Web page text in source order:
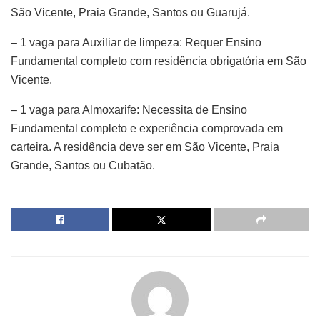
São Vicente, Praia Grande, Santos ou Guarujá.
– 1 vaga para Auxiliar de limpeza: Requer Ensino
Fundamental completo com residência obrigatória em São
Vicente.
– 1 vaga para Almoxarife: Necessita de Ensino
Fundamental completo e experiência comprovada em
carteira. A residência deve ser em São Vicente, Praia
Grande, Santos ou Cubatão.